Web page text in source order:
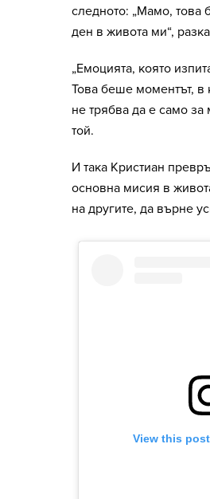
следното: „Мамо, това
ден в живота ми“,
„Емоцията, която
Това беше моментът, в
не трябва да е само
той.
И така Кристиан
основна мисия в
на другите, да върне